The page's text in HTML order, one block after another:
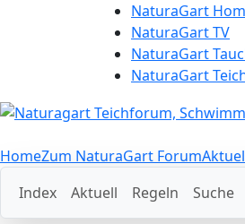
NaturaGart
NaturaGart TV
NaturaGart
NaturaGart
HomeZum NaturaGart Forum
Index
Aktuell Regeln Suche